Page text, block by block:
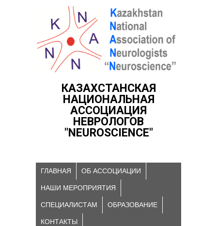
КАЗАХСТАНСКАЯ
НАЦИОНАЛЬНАЯ
АССОЦИАЦИЯ
НЕВРОЛОГОВ
"NEUROSCIENCE"
ГЛАВНАЯ ОБ АССОЦИАЦИИ
НАШИ МЕРОПРИЯТИЯ
СПЕЦИАЛИСТАМ ОБРАЗОВАНИЕ
КОНТАКТЫ